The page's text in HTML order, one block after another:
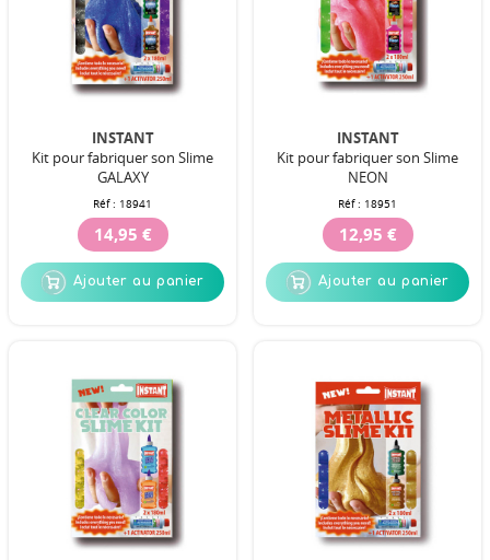
INSTANT
Kit pour fabriquer son Slime
GALAXY
Réf : 18941
14,95 €
Ajouter au panier
INSTANT
Kit pour fabriquer son Slime
NEON
Réf : 18951
12,95 €
Ajouter au panier